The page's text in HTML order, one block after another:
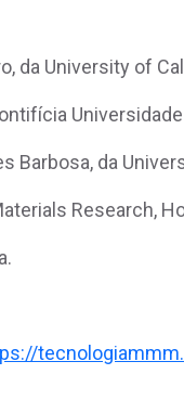
da University of
Barbosa, da
Research,